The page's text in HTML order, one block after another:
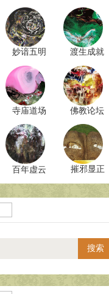
佛教论坛
妙谙五明
寺庙道场
渡生成就
百年虚云 摧邪显正
搜索